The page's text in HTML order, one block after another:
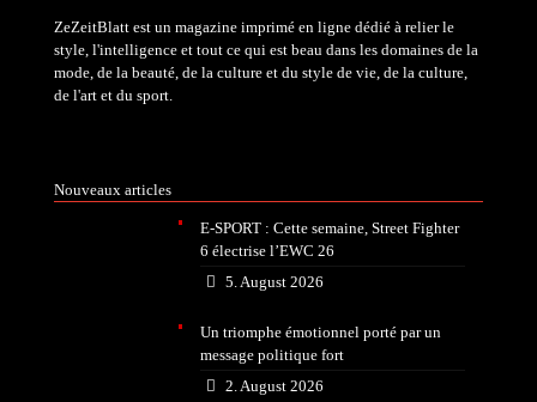
ZeZeitBlatt est un magazine imprimé en ligne dédié à relier le
style, l'intelligence et tout ce qui est beau dans les domaines de la
mode, de la beauté, de la culture et du style de vie, de la culture,
de l'art et du sport.
Nouveaux articles
E-SPORT : Cette semaine, Street Fighter
6 électrise l’EWC 26
5. August 2026
Un triomphe émotionnel porté par un
message politique fort
2. August 2026